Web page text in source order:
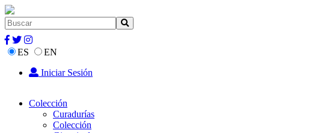
ES
EN
Iniciar Sesión
Colección
Curadurías
Colección